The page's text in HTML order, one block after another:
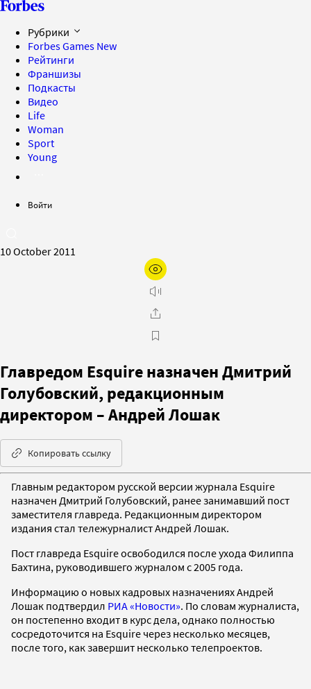
Рубрики
Forbes Games New
Рейтинги
Франшизы
Подкасты
Видео
Life
Woman
Sport
Young
Войти
10 October 2011
Главредом Esquire назначен Дмитрий
Голубовский, редакционным
директором – Андрей Лошак
Копировать ссылку
Главным редактором русской версии журнала Esquire
назначен Дмитрий Голубовский, ранее занимавший пост
заместителя главреда. Редакционным директором
издания стал тележурналист Андрей Лошак.
Пост главреда Esquire освободился после ухода Филиппа
Бахтина, руководившего журналом с 2005 года.
Информацию о новых кадровых назначениях Андрей
Лошак подтвердил РИА «Новости». По словам журналиста,
он постепенно входит в курс дела, однако полностью
сосредоточится на Esquire через несколько месяцев,
после того, как завершит несколько телепроектов.